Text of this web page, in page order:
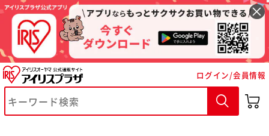
ログイン/会員情報
※ご確認ください
カートに入れる